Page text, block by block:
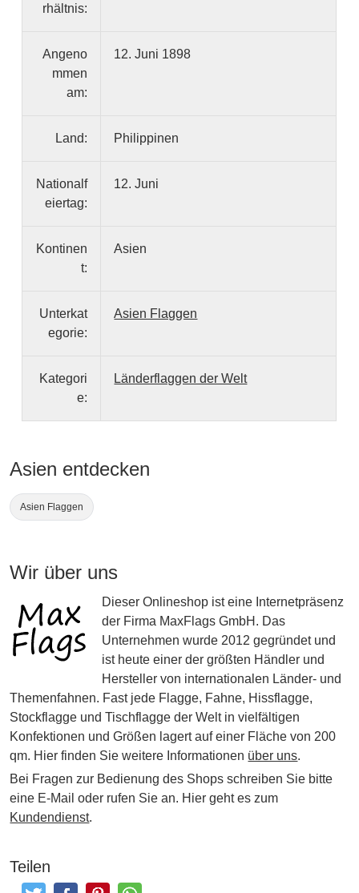
rhältnis:
Angeno
mmen
am:
12. Juni 1898
Land: Philippinen
Nationalf
eiertag:
12. Juni
Kontinen
t:
Asien
Unterkat
egorie:
Asien Flaggen
Kategori
e:
Länderflaggen der Welt
Asien entdecken
Asien Flaggen
Wir über uns
Dieser Onlineshop ist eine Internetpräsenz
der Firma MaxFlags GmbH. Das
Unternehmen wurde 2012 gegründet und
ist heute einer der größten Händler und
Hersteller von internationalen Länder- und
Themenfahnen. Fast jede Flagge, Fahne, Hissflagge,
Stockflagge und Tischflagge der Welt in vielfältigen
Konfektionen und Größen lagert auf einer Fläche von 200
qm. Hier finden Sie weitere Informationen über uns.
Bei Fragen zur Bedienung des Shops schreiben Sie bitte
eine E-Mail oder rufen Sie an. Hier geht es zum
Kundendienst.
Teilen